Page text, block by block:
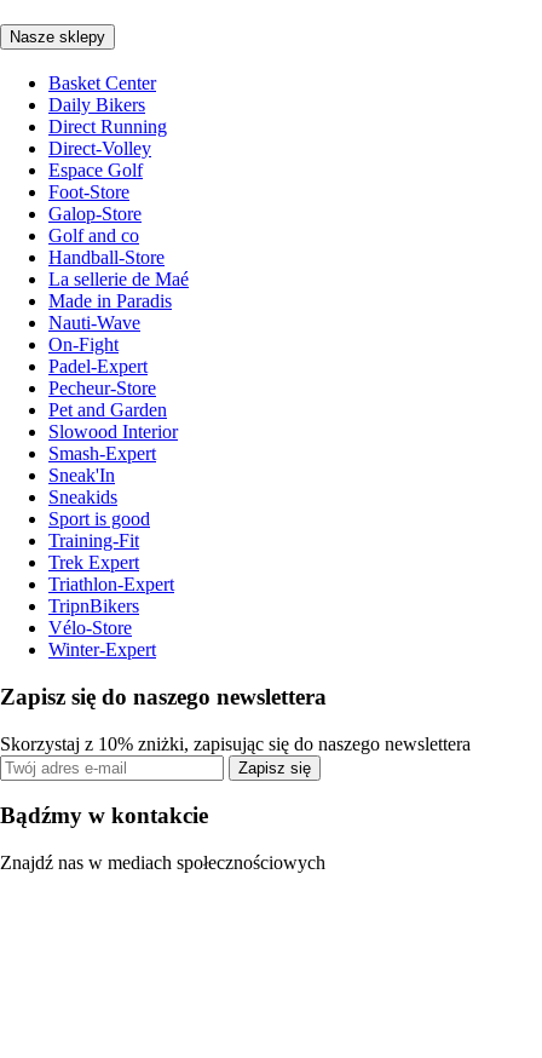
Nasze sklepy
Basket Center
Daily Bikers
Direct Running
Direct-Volley
Espace Golf
Foot-Store
Galop-Store
Golf and co
Handball-Store
La sellerie de Maé
Made in Paradis
Nauti-Wave
On-Fight
Padel-Expert
Pecheur-Store
Pet and Garden
Slowood Interior
Smash-Expert
Sneak'In
Sneakids
Sport is good
Training-Fit
Trek Expert
Triathlon-Expert
TripnBikers
Vélo-Store
Winter-Expert
Zapisz się do naszego newslettera
Skorzystaj z 10% zniżki, zapisując się do naszego newslettera
Zapisz się
Bądźmy w kontakcie
Znajdź nas w mediach społecznościowych